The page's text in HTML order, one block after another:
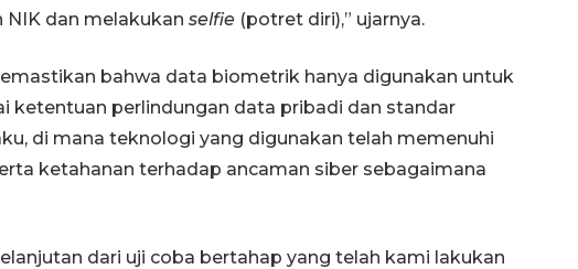
dan melakukan selfie (potret diri),” ujarnya.
bahwa data biometrik hanya digunakan untuk
ketentuan perlindungan data pribadi dan standar
di mana teknologi yang digunakan telah memenuhi
ketahanan terhadap ancaman siber sebagaimana
dari uji coba bertahap yang telah kami lakukan